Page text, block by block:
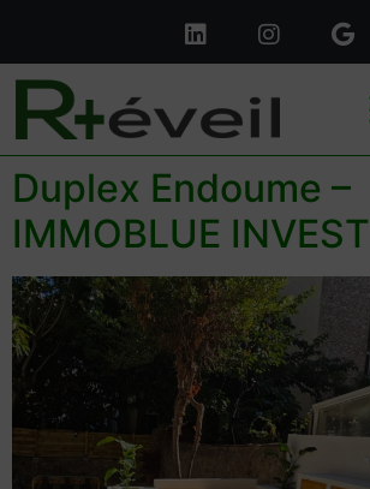
Duplex Endoume –
IMMOBLUE INVEST